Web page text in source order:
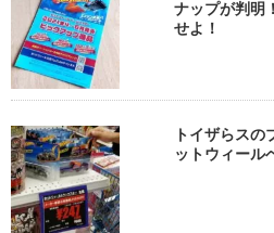
ナップが判明
せよ！
トイザらスの
ットウィール